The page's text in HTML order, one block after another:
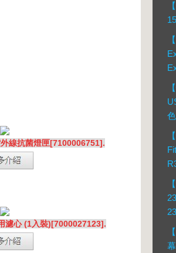
線抗菌燈匣[7100006751].
濾心 (1入裝)[7000027123].